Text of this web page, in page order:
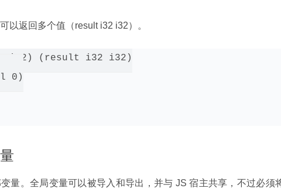
以返回多个值（result i32 i32）。
i32) (result i32 i32)
0)
量。全局变量可以被导入和导出，并与 JS 宿主共享，不过必须